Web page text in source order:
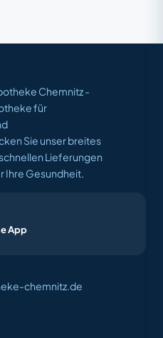
Chemnitz -
für
Sie unser breites
Lieferungen
Ihre Gesundheit.
App
chemnitz.de